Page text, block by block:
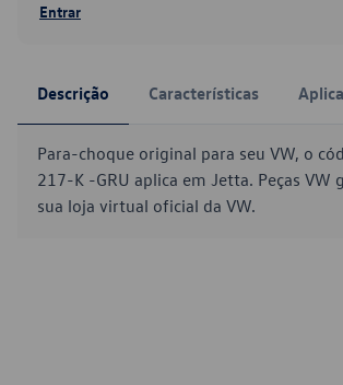
Entrar
Descrição Características
Para-choque original para seu VW, o
217-K -GRU aplica em Jetta. Peças VW
sua loja virtual oficial da VW.